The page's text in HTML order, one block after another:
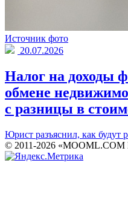
Источник фото
20.07.2026
Налог на доходы
обмене
с разницы в
Юрист разъяснил, как будут
© 2011-2026